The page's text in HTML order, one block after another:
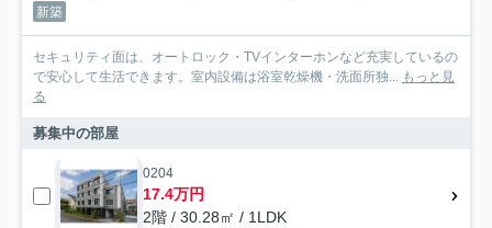
新築
セキュリティ面は、オートロック・TVインターホンなど充実しているの
で安心して生活できます。室内設備は浴室乾燥機・洗面所独... もっと見
る
募集中の部屋
0204
17.4万円
2階 / 30.28㎡ / 1LDK